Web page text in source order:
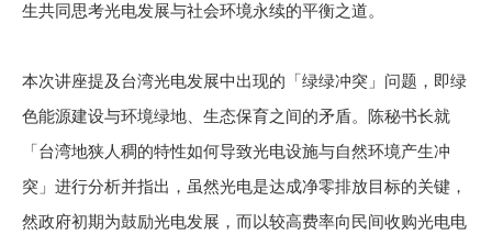
生共同思考光电发展与社会环境永续的平衡之道。
本次讲座提及台湾光电发展中出现的「绿绿冲突」问题，即绿
色能源建设与环境绿地、生态保育之间的矛盾。陈秘书长就
「台湾地狭人稠的特性如何导致光电设施与自然环境产生冲
突」进行分析并指出，虽然光电是达成净零排放目标的关键，
然政府初期为鼓励光电发展，而以较高费率向民间收购光电电